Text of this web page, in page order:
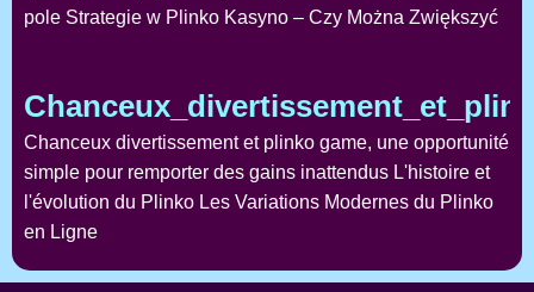
pole Strategie w Plinko Kasyno – Czy Można Zwiększyć
Chanceux divertissement et plinko game, une opportunité
simple pour remporter des gains inattendus L'histoire et
l'évolution du Plinko Les Variations Modernes du Plinko
en Ligne